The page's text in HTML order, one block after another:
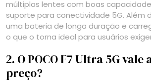
múltiplas lentes com boas
suporte para conectividade 5G. Além
uma bateria de longa duração e
o que o torna ideal para usuários
2. O POCO F7 Ultra 5G vale
preço?